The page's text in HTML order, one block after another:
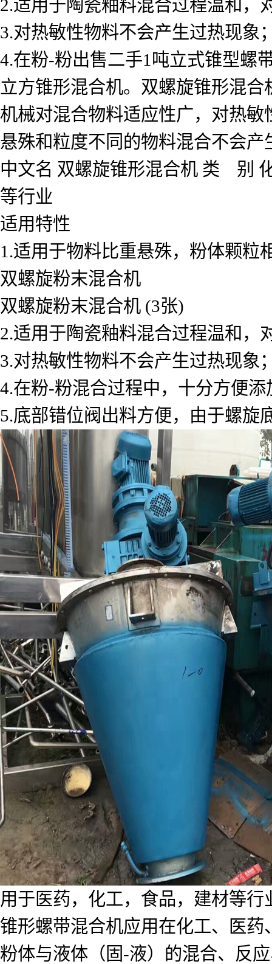
2.适用于陶瓷釉料混合过程温和，
3.对热敏性物料不会产生过热现象
4.在粉-粉出售二手1吨立式锥型螺
立方锥形混合机。双螺旋锥形混
机械对混合物料适应性广，对热
悬殊和粒度不同的物料混合不会产
中文名 双螺旋锥形混合机 类 别
等行业
适用特性
1.适用于物料比重悬殊，粉体颗粒
双螺旋粉末混合机
双螺旋粉末混合机 (3张)
2.适用于陶瓷釉料混合过程温和，
3.对热敏性物料不会产生过热现象
4.在粉-粉混合过程中，十分方便
5.底部错位阀出料方便，由于螺旋
用于医药，化工，食品，建材等
锥形螺带混合机应用在化工、医
粉体与液体（固-液）的混合、反